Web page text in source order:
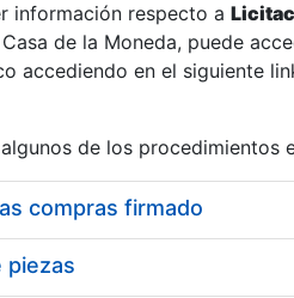
información respecto a
de la Moneda, puede
accediendo en el siguiente
de los procedimientos
compras firmado
piezas